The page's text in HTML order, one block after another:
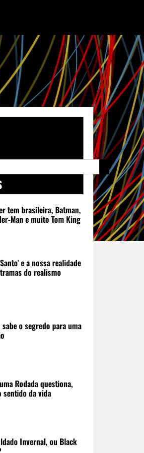
tem brasileira, Batman,
Man e muito Tom King
e a nossa realidade
do realismo
o segredo para uma
Rodada questiona,
sentido da vida
Invernal, ou Black